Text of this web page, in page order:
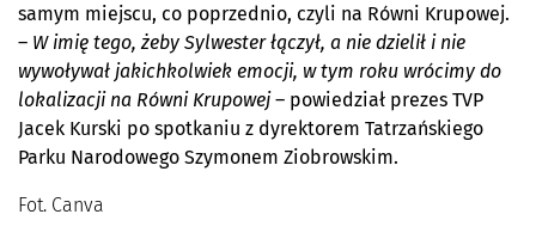
samym miejscu, co poprzednio, czyli na Równi Krupowej.
– W imię tego, żeby Sylwester łączył, a nie dzielił i nie
wywoływał jakichkolwiek emocji, w tym roku wrócimy do
lokalizacji na Równi Krupowej– powiedział prezes TVP
Jacek Kurski po spotkaniu z dyrektorem Tatrzańskiego
Parku Narodowego Szymonem Ziobrowskim.
Fot. Canva